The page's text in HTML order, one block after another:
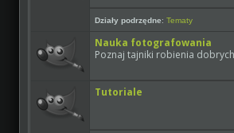
Działy podrzędne:Tematy
Nauka fotografowania
Poznaj tajniki robienia
Tutoriale